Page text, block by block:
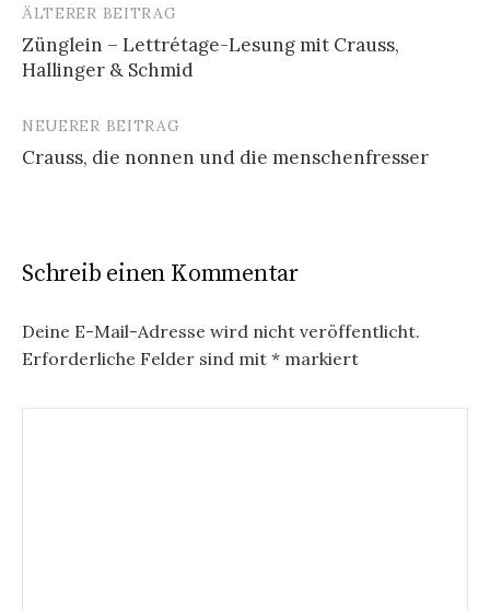
Beitrags-
Navigation
ÄLTERER BEITRAG
Zünglein – Lettrétage-Lesung mit Crauss,
Hallinger & Schmid
NEUERER BEITRAG
Crauss, die nonnen und die menschenfresser
Schreib einen Kommentar
Deine E-Mail-Adresse wird nicht veröffentlicht.
Erforderliche Felder sind mit * markiert